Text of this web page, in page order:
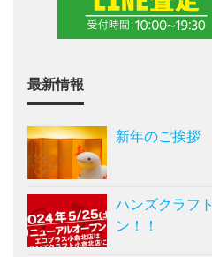
最新情報
新年のご挨拶
ハンズクラフ
ン！！